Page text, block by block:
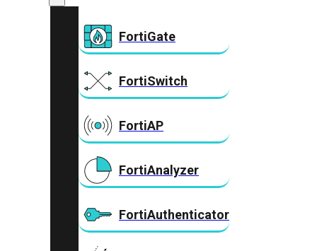
FortiGate
FortiSwitch
FortiAP
FortiAnalyzer
FortiAuthenticator